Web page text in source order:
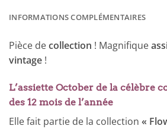
INFORMATIONS COMPLÉMENTAIRES
Pièce decollection ! Magnifique
vintage !
L’assiette October de la célèbre
des 12 mois de l’année
Elle fait partie de la collection «